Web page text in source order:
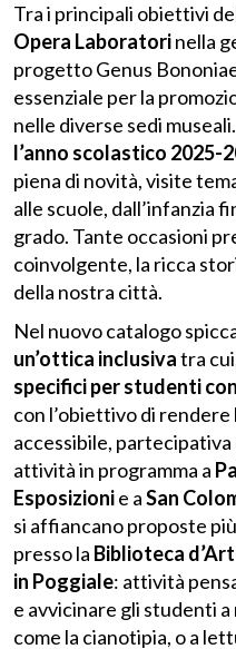
Tra i principali obiettivi
Opera Laboratorinella
progetto Genus
essenziale per la
nelle diverse sedi museali.
l’anno scolastico 2025-
piena di novità, visite
alle scuole, dall’infanzia
grado. Tante occasioni
coinvolgente, la ricca
della nostra città.
Nel nuovo catalogo
un’ottica inclusivatra
specifici per studenti
con l’obiettivo di rendere
accessibile,
attività in programma a
Esposizionie aSan
si affiancano proposte
presso la Biblioteca
in Poggiale: attività
e avvicinare gli studenti
come la cianotipia, o a